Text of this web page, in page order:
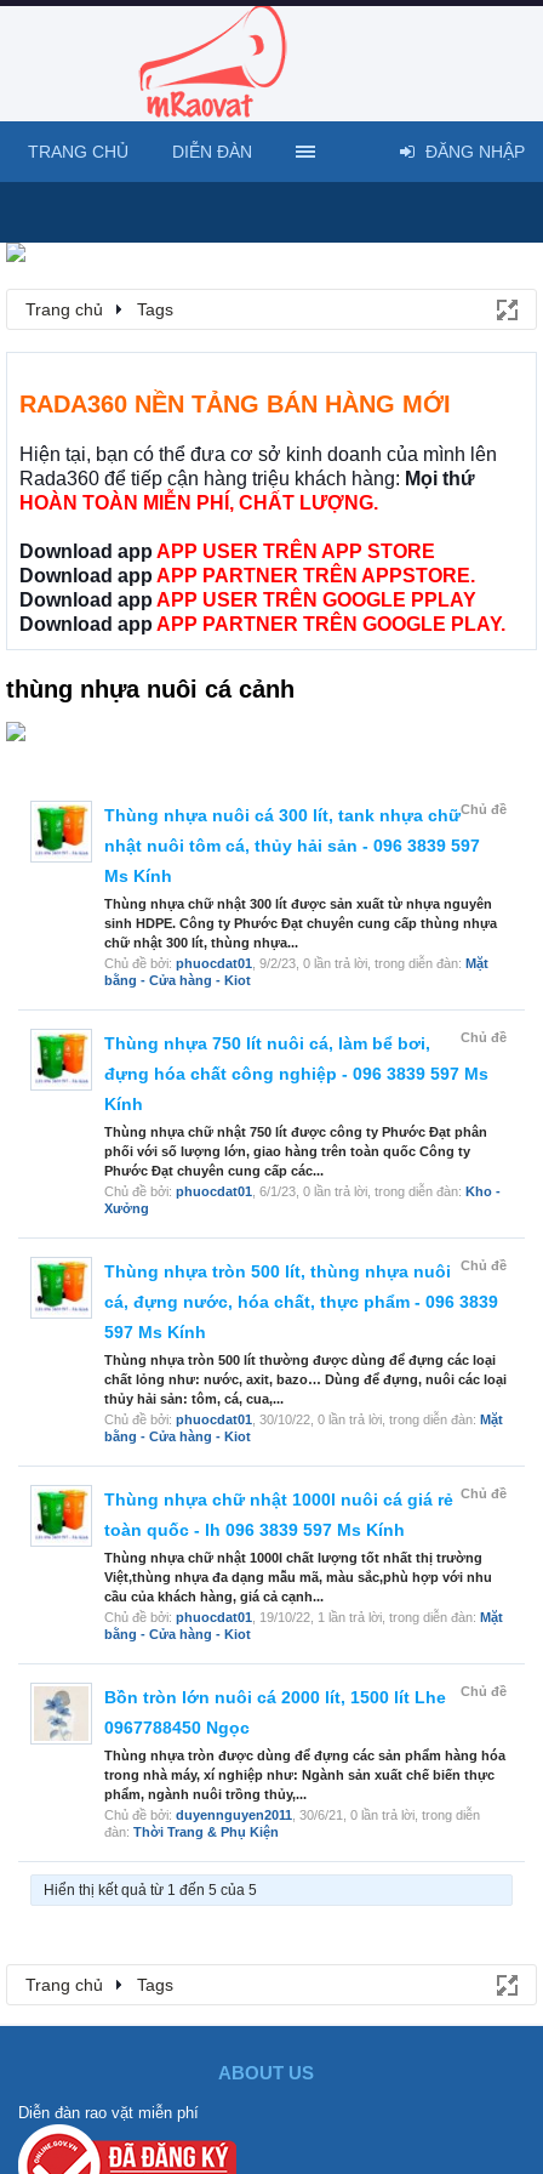
Trang chủ Tags
RADA360 NỀN TẢNG BÁN HÀNG MỚI
Hiện tại, bạn có thể đưa cơ sở kinh doanh của mình lên
Rada360 để tiếp cận hàng triệu khách hàng: Mọi thứ
HOÀN TOÀN MIỄN PHÍ, CHẤT LƯỢNG.
Download app APP USER TRÊN APP STORE
Download app APP PARTNER TRÊN APPSTORE.
Download app APP USER TRÊN GOOGLE PPLAY
Download app APP PARTNER TRÊN GOOGLE PLAY.
thùng nhựa nuôi cá cảnh
Chủ đề
Thùng nhựa nuôi cá 300 lít, tank nhựa chữ
nhật nuôi tôm cá, thủy hải sản - 096 3839 597
Ms Kính
Thùng nhựa chữ nhật 300 lít được sản xuất từ nhựa nguyên
sinh HDPE. Công ty Phước Đạt chuyên cung cấp thùng nhựa
chữ nhật 300 lít, thùng nhựa...
Chủ đề bởi: phuocdat01 9/2/23 , 0 lần trả lời, trong diễn đàn: Mặt
bằng - Cửa hàng - Kiot
Chủ đề
Thùng nhựa 750 lít nuôi cá, làm bể bơi,
đựng hóa chất công nghiệp - 096 3839 597 Ms
Kính
Thùng nhựa chữ nhật 750 lít được công ty Phước Đạt phân
phối với số lượng lớn, giao hàng trên toàn quốc Công ty
Phước Đạt chuyên cung cấp các...
Chủ đề bởi: phuocdat01 6/1/23 , 0 lần trả lời, trong diễn đàn: Kho -
Xưởng
Chủ đề
Thùng nhựa tròn 500 lít, thùng nhựa nuôi
cá, đựng nước, hóa chất, thực phẩm - 096 3839
597 Ms Kính
Thùng nhựa tròn 500 lít thường được dùng để đựng các loại
chất lỏng như: nước, axit, bazo… Dùng để đựng, nuôi các loại
thủy hải sản: tôm, cá, cua,...
Chủ đề bởi: phuocdat01 30/10/22 , 0 lần trả lời, trong diễn đàn: Mặt
bằng - Cửa hàng - Kiot
Chủ đề
Thùng nhựa chữ nhật 1000l nuôi cá giá rẻ
toàn quốc - lh 096 3839 597 Ms Kính
Thùng nhựa chữ nhật 1000l chất lượng tốt nhất thị trường
Việt,thùng nhựa đa dạng mẫu mã, màu sắc,phù hợp với nhu
cầu của khách hàng, giá cả cạnh...
Chủ đề bởi: phuocdat01 19/10/22 , 1 lần trả lời, trong diễn đàn: Mặt
bằng - Cửa hàng - Kiot
Chủ đề
Bồn tròn lớn nuôi cá 2000 lít, 1500 lít Lhe
0967788450 Ngọc
Thùng nhựa tròn được dùng để đựng các sản phẩm hàng hóa
trong nhà máy, xí nghiệp như: Ngành sản xuất chế biến thực
phẩm, ngành nuôi trồng thủy,...
Chủ đề bởi: duyennguyen2011 30/6/21
, 0 lần trả lời, trong diễn
đàn: Thời Trang & Phụ Kiện
Hiển thị kết quả từ 1 đến 5 của 5
Trang chủ Tags
TRANG CHỦ DIỄN ĐÀN ĐĂNG NHẬP
ABOUT US
Diễn đàn rao vặt miễn phí